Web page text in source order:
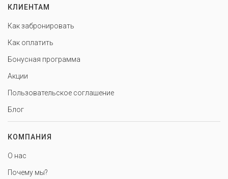
КЛИЕНТАМ
Как забронировать
Как оплатить
Бонусная программа
Акции
Пользовательское соглашение
Блог
КОМПАНИЯ
О нас
Почему мы?